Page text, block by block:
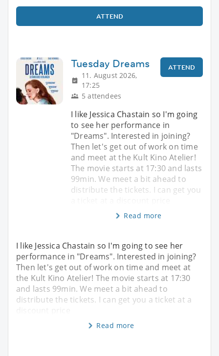
ATTEND
Tuesday Dreams
11. August 2026,
17:25
5 attendees
ATTEND
I like Jessica Chastain so I'm going
to see her performance in
"Dreams". Interested in joining?
Then let's get out of work on time
and meet at the Kult Kino Atelier!
The movie starts at 17:30 and lasts
99min. We meet a bit ahead to
distribute the tickets. I can get you
Read more
I like Jessica Chastain so I'm going to see her
performance in "Dreams". Interested in joining?
Then let's get out of work on time and meet at
the Kult Kino Atelier! The movie starts at 17:30
and lasts 99min. We meet a bit ahead to
distribute the tickets. I can get you a ticket at a
Read more